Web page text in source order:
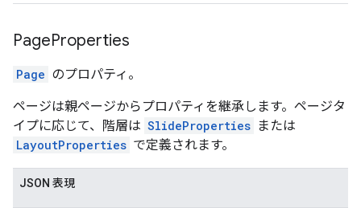
PageProperties
Page のプロパティ。
ページは親ページからプロパティを継承します。ページタ
イプに応じて、階層は SlideProperties または
LayoutProperties で定義されます。
JSON 表現